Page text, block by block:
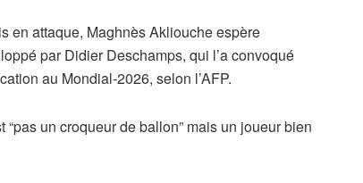
en attaque, Maghnès Akliouche espère
par Didier Deschamps, qui l’a convoqué
au Mondial-2026, selon l’AFP.
un croqueur de ballon” mais un joueur bien